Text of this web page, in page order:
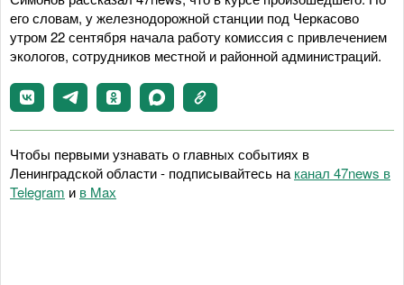
его словам, у железнодорожной станции под Черкасово
утром 22 сентября начала работу комиссия с привлечением
экологов, сотрудников местной и районной администраций.
Чтобы первыми узнавать о главных событиях в
Ленинградской области - подписывайтесь на канал 47news в
Telegram и в Maх